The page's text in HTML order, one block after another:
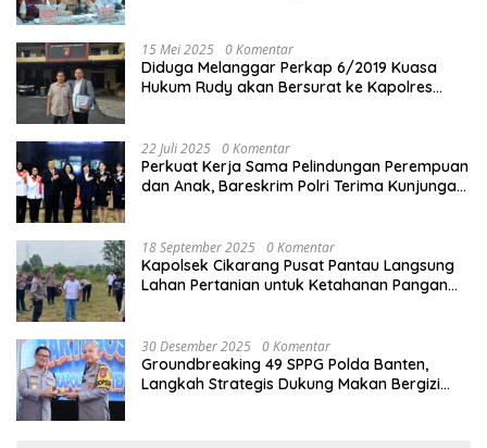
15 Mei 2025 0 Komentar
Diduga Melanggar Perkap 6/2019 Kuasa
Hukum Rudy akan Bersurat ke Kapolres
22 Juli 2025 0 Komentar
Perkuat Kerja Sama Pelindungan Perempuan
dan Anak, Bareskrim Polri Terima Kunjungan
18 September 2025 0 Komentar
Kapolsek Cikarang Pusat Pantau Langsung
Lahan Pertanian untuk Ketahanan Pangan
30 Desember 2025 0 Komentar
Groundbreaking 49 SPPG Polda Banten,
Langkah Strategis Dukung Makan Bergizi